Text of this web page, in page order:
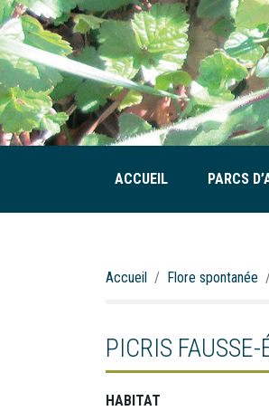
ACCUEIL PARCS
Accueil Flore spontanée
PICRIS FAUSSE-
HABITAT